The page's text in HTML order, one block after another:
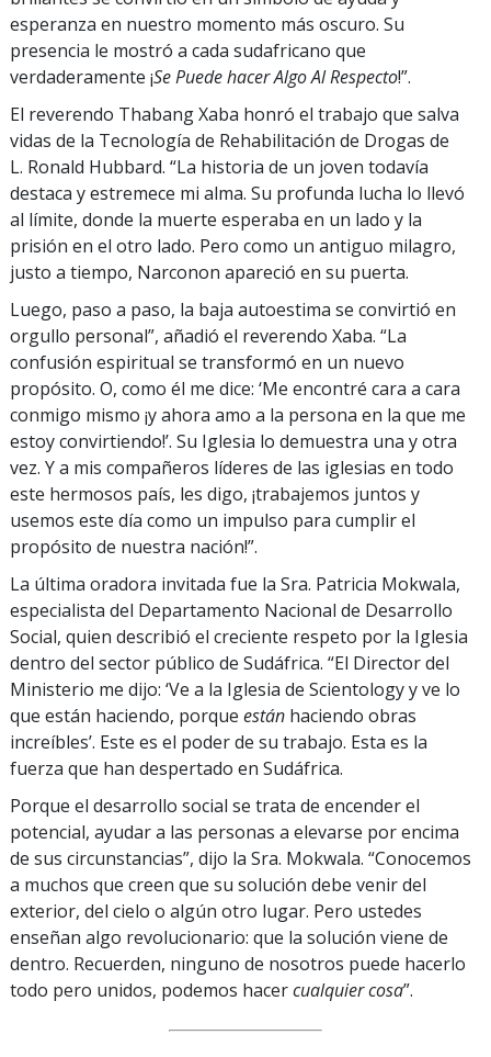
esperanza en nuestro momento más oscuro. Su
presencia le mostró a cada sudafricano que
verdaderamente ¡Se Puede hacer Algo Al Respecto!”.
El reverendo Thabang Xaba honró el trabajo que salva
vidas de la Tecnología de Rehabilitación de Drogas de
L. Ronald Hubbard. “La historia de un joven todavía
destaca y estremece mi alma. Su profunda lucha lo llevó
al límite, donde la muerte esperaba en un lado y la
prisión en el otro lado. Pero como un antiguo milagro,
justo a tiempo, Narconon apareció en su puerta.
Luego, paso a paso, la baja autoestima se convirtió en
orgullo personal”, añadió el reverendo Xaba. “La
confusión espiritual se transformó en un nuevo
propósito. O, como él me dice: ‘Me encontré cara a cara
conmigo mismo ¡y ahora amo a la persona en la que me
estoy convirtiendo!’. Su Iglesia lo demuestra una y otra
vez. Y a mis compañeros líderes de las iglesias en todo
este hermosos país, les digo, ¡trabajemos juntos y
usemos este día como un impulso para cumplir el
propósito de nuestra nación!”.
La última oradora invitada fue la Sra. Patricia Mokwala,
especialista del Departamento Nacional de Desarrollo
Social, quien describió el creciente respeto por la Iglesia
dentro del sector público de Sudáfrica. “El Director del
Ministerio me dijo: ‘Ve a la Iglesia de Scientology y ve lo
que están haciendo, porque están haciendo obras
increíbles’. Este es el poder de su trabajo. Esta es la
fuerza que han despertado en Sudáfrica.
Porque el desarrollo social se trata de encender el
potencial, ayudar a las personas a elevarse por encima
de sus circunstancias”, dijo la Sra. Mokwala. “Conocemos
a muchos que creen que su solución debe venir del
exterior, del cielo o algún otro lugar. Pero ustedes
enseñan algo revolucionario: que la solución viene de
dentro. Recuerden, ninguno de nosotros puede hacerlo
todo pero unidos, podemos hacercualquier cosa”.